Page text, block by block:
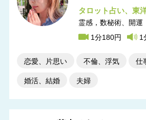
タロット占い 東
霊感，数秘術
開運
1分180円
1
恋愛、片思い 不倫、浮気 仕
婚活、結婚 夫婦